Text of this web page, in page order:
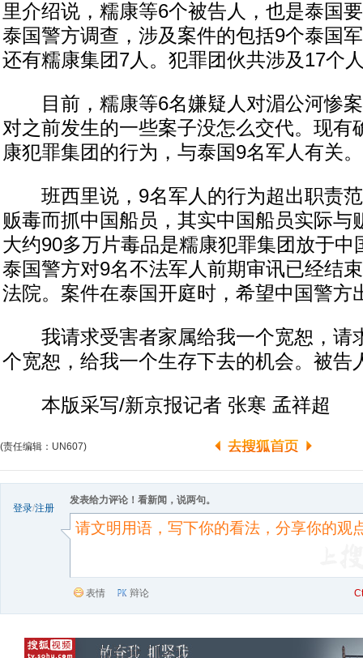
里介绍说，糯康等6个被告人，也是泰国
泰国警方调查，涉及案件的包括9个泰国
还有糯康集团7人。犯罪团伙共涉及17个
目前，糯康等6名嫌疑人对湄公河惨案
对之前发生的一些案子没怎么交代。现有
康犯罪集团的行为，与泰国9名军人有关
班西里说，9名军人的行为超出职责范
贩毒而抓中国船员，其实中国船员实际与
大约90多万片毒品是糯康犯罪集团放于中
泰国警方对9名不法军人前期审讯已经结
法院。案件在泰国开庭时，希望中国警方
我请求受害者家属给我一个宽恕，请
个宽恕，给我一个生存下去的机会。被告
本版采写/新京报记者 张寒 孟祥超
(责任编辑：UN607)
登录/注册
发表给力评论！看新闻，说两句。
表情 辩论